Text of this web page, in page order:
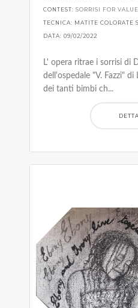
CONTEST:SORRISI FOR VALUE
TECNICA: MATITE COLORATE
DATA: 09/02/2022
L' opera ritrae i sorrisi di
dell'ospedale "V. Fazzi" di
dei tanti bimbi ch...